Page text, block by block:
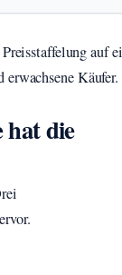
auf
Käufer.
hat die